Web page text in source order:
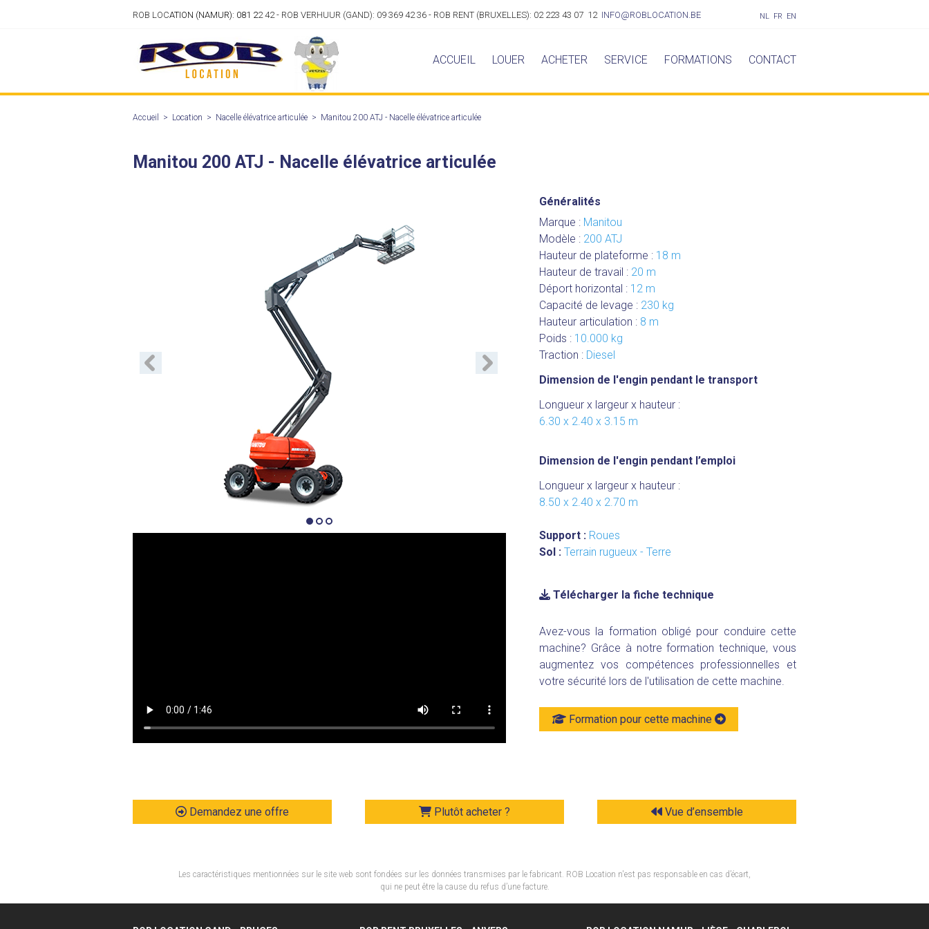
ROB LOCATION (NAMUR): 081 22 42 - ROB VERHUUR (GAND): 09 369 42 36 - ROB RENT (BRUXELLES): 02 223 43 07 12 INFO@ROBLOCATION.BE NL FR EN
ACCUEIL LOUER ACHETER SERVICE FORMATIONS CONTACT
Accueil > Location > Nacelle élévatrice articulée > Manitou 200 ATJ - Nacelle élévatrice articulée
Manitou 200 ATJ - Nacelle élévatrice articulée
Précédent Suivant
Généralités
Marque : Manitou
Modèle : 200 ATJ
Hauteur de plateforme : 18 m
Hauteur de travail : 20 m
Déport horizontal : 12 m
Capacité de levage : 230 kg
Hauteur articulation : 8 m
Poids : 10.000 kg
Traction : Diesel
Dimension de l'engin pendant le transport
Longueur x largeur x hauteur :
6.30 x 2.40 x 3.15 m
Dimension de l'engin pendant l’emploi
Longueur x largeur x hauteur :
8.50 x 2.40 x 2.70 m
Support : Roues
Sol : Terrain rugueux - Terre
Télécharger la fiche technique
Avez-vous la formation obligé pour conduire cette
machine? Grâce à notre formation technique, vous
augmentez vos compétences professionnelles et
votre sécurité lors de l'utilisation de cette machine.
Formation pour cette machine
Demandez une offre Plutôt acheter ? Vue d’ensemble
Les caractéristiques mentionnées sur le site web sont fondées sur les données transmises par le fabricant. ROB Location n'est pas responsable en cas d’écart,
qui ne peut être la cause du refus d’une facture.